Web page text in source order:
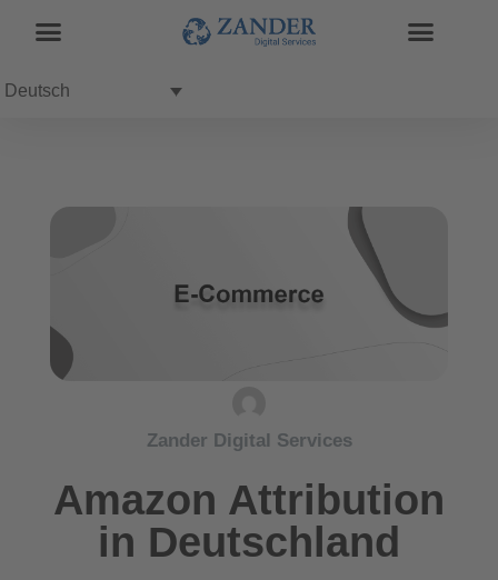
Deutsch
Zander Digital Services
Amazon Attribution
in Deutschland